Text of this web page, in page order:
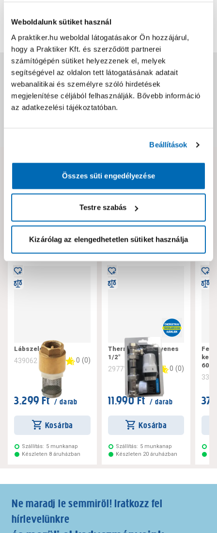
Weboldalunk sütiket használ
A praktiker.hu weboldal látogatásakor Ön hozzájárul,
hogy a Praktiker Kft. és szerződött partnerei
számítógépén sütiket helyezzenek el, melyek
segítségével az oldalon tett látogatásának adatait
webanalitikai és személyre szóló hirdetések
megjelenítése céljából felhasználják. Bővebb információ
az adatkezelési tájékoztatóban.
Beállítások
Összes süti engedélyezése
Testre szabás
Kizárólag az elengedhetetlen sütiket használja
További értékelések
Jótállás, szavatosság
Csomagolási és súly információk
Kérjük jelezd nekünk!
Neked ajánljuk!
Lábszelep 1"
439062 0 (0)
3.299 Ft / darab
Kosárba
Szállítás: 5 munkanap
Készleten 8 áruházban
Thermo szett egyenes
1/2"
297711 0 (0)
11.990 Ft / darab
Kosárba
Szállítás: 5 munkanap
Készleten 20 áruházban
60
Ne maradj le semmiről! Iratkozz fel
hírlevelünkre